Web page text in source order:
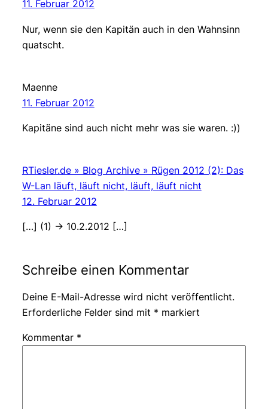
11. Februar 2012
Nur, wenn sie den Kapitän auch in den Wahnsinn
quatscht.
Maenne
11. Februar 2012
Kapitäne sind auch nicht mehr was sie waren. :))
RTiesler.de » Blog Archive » Rügen 2012 (2): Das
W-Lan läuft, läuft nicht, läuft, läuft nicht
12. Februar 2012
[…] (1) -> 10.2.2012 […]
Schreibe einen Kommentar
Deine E-Mail-Adresse wird nicht veröffentlicht.
Erforderliche Felder sind mit * markiert
Kommentar *